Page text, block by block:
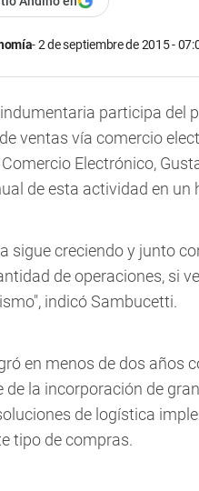
2 de septiembre de 2015 -
participa del
ventas vía comercio
Electrónico,
de esta actividad en un
sigue creciendo y junto
de operaciones, si
indicó Sambucetti.
en menos de dos años
de la incorporación de
de logística
tipo de compras.